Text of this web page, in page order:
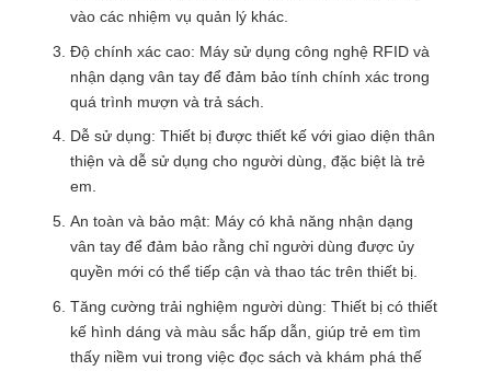
vào các nhiệm vụ quản lý khác.
Độ chính xác cao: Máy sử dụng công nghệ RFID và
nhận dạng vân tay để đảm bảo tính chính xác trong
quá trình mượn và trả sách.
Dễ sử dụng: Thiết bị được thiết kế với giao diện thân
thiện và dễ sử dụng cho người dùng, đặc biệt là trẻ
em.
An toàn và bảo mật: Máy có khả năng nhận dạng
vân tay để đảm bảo rằng chỉ người dùng được ủy
quyền mới có thể tiếp cận và thao tác trên thiết bị.
Tăng cường trải nghiệm người dùng: Thiết bị có thiết
kế hình dáng và màu sắc hấp dẫn, giúp trẻ em tìm
thấy niềm vui trong việc đọc sách và khám phá thế